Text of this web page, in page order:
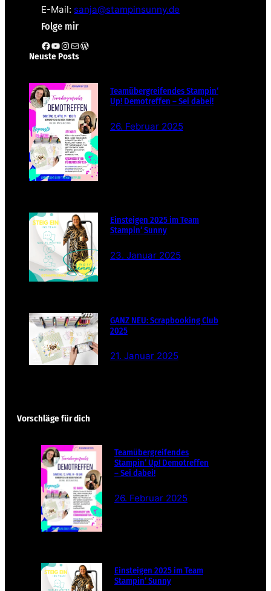
E-Mail: sanja@stampinsunny.de
Folge mir
Facebook YouTube Instagram E-Mail WordPress
Neuste Posts
Teamübergreifendes Stampin‘
Up! Demotreffen – Sei dabei!
26. Februar 2025
Einsteigen 2025 im Team
Stampin‘ Sunny
23. Januar 2025
GANZ NEU: Scrapbooking Club
2025
21. Januar 2025
Vorschläge für dich
Teamübergreifendes
Stampin‘ Up! Demotreffen
– Sei dabei!
26. Februar 2025
Einsteigen 2025 im Team
Stampin‘ Sunny